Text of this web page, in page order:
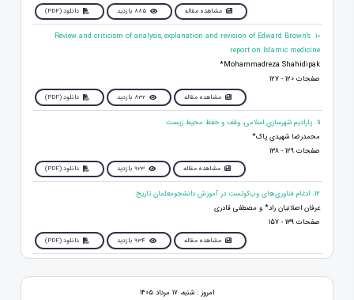
مشاهده مقاله 885 بازدید دانلود (PDF)
10. Review and criticism of analysis, explanation and revision of Edward Brown's
report on Islamic medicine
Mohammadreza Shahidipak*
صفحات 120 - 127
مشاهده مقاله 832 بازدید دانلود (PDF)
11. پارادیم‌ شهرسازي اسلامی‌، وقف‌ و حفظ‌ محیط‌ زیست‌
محمدرضا شهیدی پاک*
صفحات 129 - 138
مشاهده مقاله 923 بازدید دانلود (PDF)
12. ادغام فناوری‌های وب‌کوئست‌ در آموزش دانشجومعلمان تاریخ
عرفان اصلانیان راد* و مصطفی قادری
صفحات 139 - 157
مشاهده مقاله 934 بازدید دانلود (PDF)
امروز : شنبه، ۱۷ مرداد ۱۴۰۵